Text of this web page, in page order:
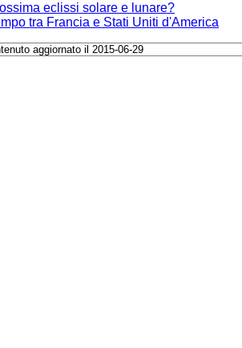
eclissi solare e lunare?
tra Francia e Stati Uniti d'America
aggiornato il 2015-06-29